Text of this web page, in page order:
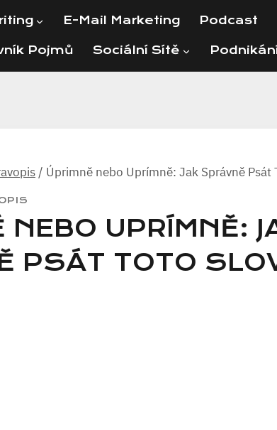
E-Mail Marketing Podcast
Pojmů Sociální Sítě
/ Úprimně nebo Uprímně: Jak Správně Psát
NEBO UPRÍMNĚ:
PSÁT TOTO